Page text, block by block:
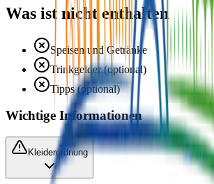
Was ist nicht enthalten
Speisen und Getränke
Trinkgelder (optional)
Tipps (optional)
Wichtige Informationen
Kleiderordnung